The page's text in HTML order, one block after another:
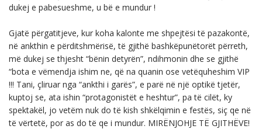
dukej e pabesueshme, u bë e mundur !
Gjatë përgatitjeve, kur koha kalonte me shpejtësi të pazakontë,
në ankthin e përditshmërisë, të gjithë bashkëpunëtorët përreth,
më dukej se thjesht “bënin detyrën”, ndihmonin dhe se gjithë
“bota e vëmendja ishim ne, që na quanin ose vetëquheshim VIP
!!! Tani, çliruar nga “ankthi i garës”, e parë në një optikë tjetër,
kuptoj se, ata ishin “protagonistët e heshtur”, pa të cilët, ky
spektakël, jo vetëm nuk do të kish shkëlqimin e festës, siç qe në
të vërtetë, por as do të qe i mundur. MIRËNJOHJE TË GJITHËVE!